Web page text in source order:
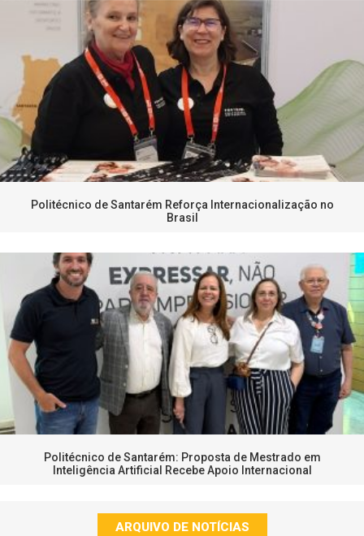
Politécnico de Santarém Reforça Internacionalização no
Brasil
Politécnico de Santarém: Proposta de Mestrado em
Inteligência Artificial Recebe Apoio Internacional
ARQUIVO DE NOTÍCIAS